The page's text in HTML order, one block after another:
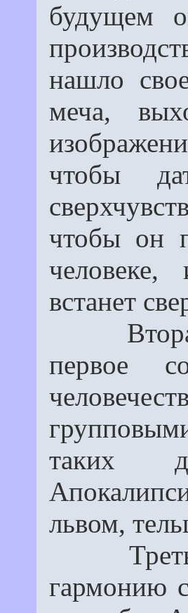
будущем
нашло
меча,
чтобы
чтобы он
встанет
Вторая
первое
таких
львом,
Третья
гармонию